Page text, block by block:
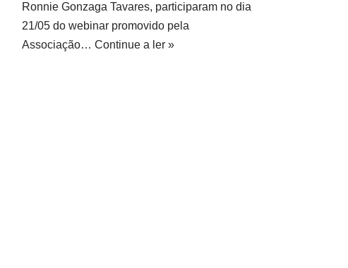
Ronnie Gonzaga Tavares, participaram no dia
21/05 do webinar promovido pela
Associação… Continue a ler »